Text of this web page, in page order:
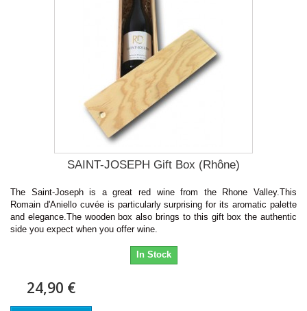
SAINT-JOSEPH Gift Box (Rhône)
The Saint-Joseph is a great red wine from the Rhone Valley.This
Romain d'Aniello cuvée is particularly surprising for its aromatic palette
and elegance.The wooden box also brings to this gift box the authentic
side you expect when you offer wine.
In Stock
24,90 €